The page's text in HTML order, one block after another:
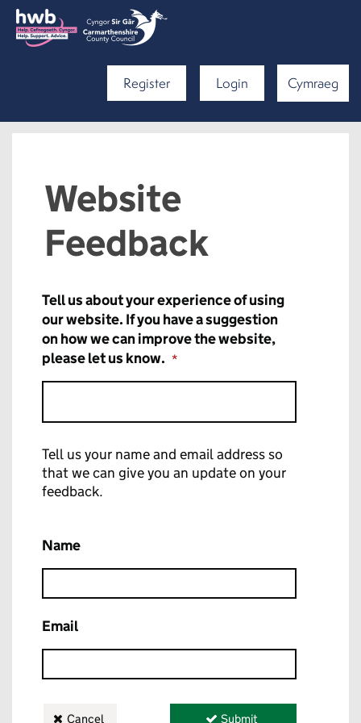
Register Login Cymraeg